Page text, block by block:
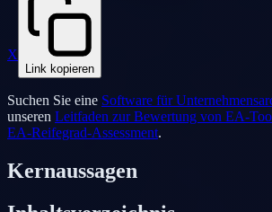
X
Link kopieren
Suchen Sie eine Software für
unseren Leitfaden zur Bewertung von EA-
EA-Reifegrad-Assessment.
Kernaussagen